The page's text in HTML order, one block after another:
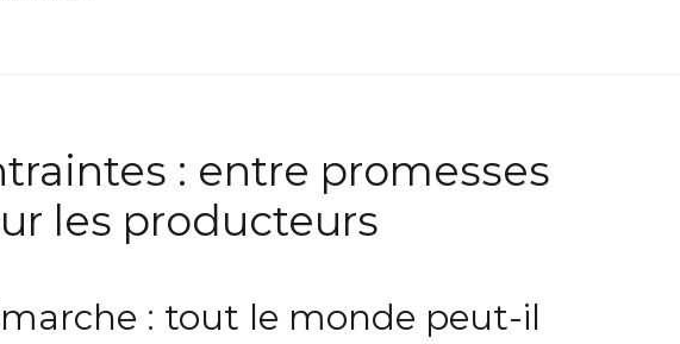
: entre promesses
les producteurs
: tout le monde peut-il